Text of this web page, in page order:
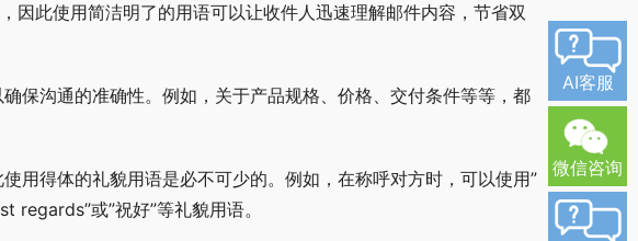
因此使用简洁明了的用语可以让收件人迅速理解邮件内容，节省双
保沟通的准确性。例如，关于产品规格、价格、交付条件等等，都
用得体的礼貌用语是必不可少的。例如，在称呼对方时，可以使用”
regards”或”祝好”等礼貌用语。
AI客服
微信咨询